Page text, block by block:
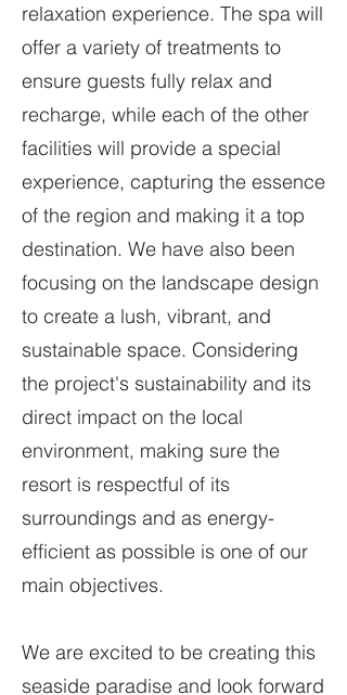
relaxation experience. The spa will
offer a variety of treatments to
ensure guests fully relax and
recharge, while each of the other
facilities will provide a special
experience, capturing the essence
of the region and making it a top
destination. We have also been
focusing on the landscape design
to create a lush, vibrant, and
sustainable space. Considering
the project's sustainability and its
direct impact on the local
environment, making sure the
resort is respectful of its
surroundings and as energy-
efficient as possible is one of our
main objectives.
We are excited to be creating this
seaside paradise and look forward